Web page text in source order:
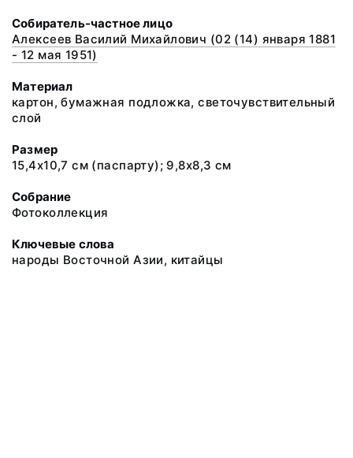
Собиратель-частное лицо
Алексеев Василий Михайлович (02 (14) января 1881
- 12 мая 1951)
Материал
картон, бумажная подложка, светочувствительный
слой
Размер
15,4х10,7 см (паспарту); 9,8х8,3 см
Собрание
Фотоколлекция
Ключевые слова
народы Восточной Азии, китайцы